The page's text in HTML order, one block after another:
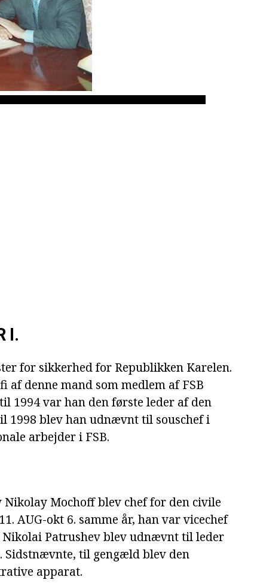
I.
for sikkerhed for Republikken Karelen.
af denne mand som medlem af FSB
1994 var han den første leder af den
1998 blev han udnævnt til souschef i
arbejder i FSB.
Mochoff blev chef for den civile
AUG-okt 6. samme år, han var vicechef
Patrushev blev udnævnt til leder
Sidstnævnte, til gengæld blev den
apparat.